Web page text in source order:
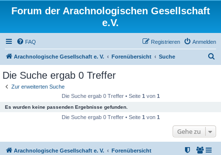
Forum der Arachnologischen Gesellschaft
e.V.
FAQ Anmelden
Registrieren
Arachnologische Gesellschaft e. V. Forenübersicht Suche
Die Suche ergab 0 Treffer
Zur erweiterten Suche
Die Suche ergab 0 Treffer • Seite 1 von 1
Es wurden keine passenden Ergebnisse gefunden.
Die Suche ergab 0 Treffer • Seite 1 von 1
Gehe zu
Arachnologische Gesellschaft e. V. Forenübersicht